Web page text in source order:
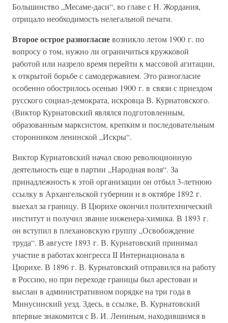
Большинство „Месаме-даси“, во главе с Н. Жордания,
отрицало необходимость нелегальной печати.
Второе острое разногласиевозникло летом 1900 г. по
вопросу о том, нужно ли ограничиться кружковой
работой или назрело время перейти к массовой агитации,
к открытой борьбе с самодержавием. Это разногласие
особенно обострилось осенью 1900 г. в связи с приездом
русского социал-демократа, искровца В. Курнатовского.
(Виктор Курнатовский являлся подготовленным,
образованным марксистом, крепким и последовательным
сторонником ленинской „Искры“.
Виктор Курнатовский начал свою революционную
деятельность еще в партии „Народная воля“. За
принадлежность к этой организации он отбыл 3-летнюю
ссылку в Архангельской губернии и в октябре 1892 г.
выехал за границу. В Цюрихе окончил политехнический
институт и получил звание инженера-химика. В 1893 г.
он вступил в плехановскую группу „Освобождение
труда“. В августе 1893 г. В. Курнатовский принимал
участие в работах конгресса II Интернационала в
Цюрихе. В 1896 г. В. Курнатовский отправился на работу
в Россию, но при переходе границы был арестован и
выслан в административном порядке на три года в
Минусинский уезд. Здесь, в ссылке, В. Курнатовский
впервые знакомится с В. И. Лениным, находившимся в